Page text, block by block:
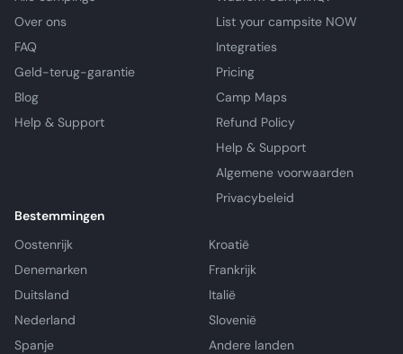
Over ons
FAQ
Geld-terug-garantie
Blog
Help & Support
List your campsite NOW
Integraties
Pricing
Camp Maps
Refund Policy
Help & Support
Algemene voorwaarden
Privacybeleid
Bestemmingen
Oostenrijk
Kroatië
Denemarken
Frankrijk
Duitsland
Italië
Nederland
Slovenië
Spanje
Andere landen